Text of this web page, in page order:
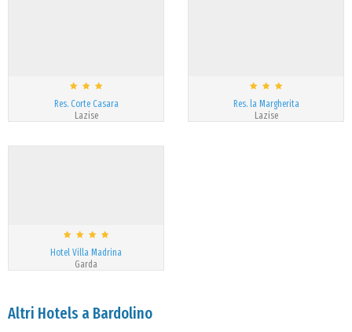
Res. Corte Casara
Lazise
Res. la Margherita
Lazise
Hotel Villa Madrina
Garda
Altri Hotels a Bardolino